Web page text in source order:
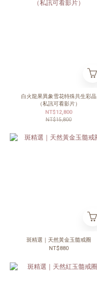
白火龍果異象雪花特殊共生彩晶
（私訊可看影片）
NT$12,800
NT$15,800
斑精選｜天然黃金玉髓戒圈
NT$880